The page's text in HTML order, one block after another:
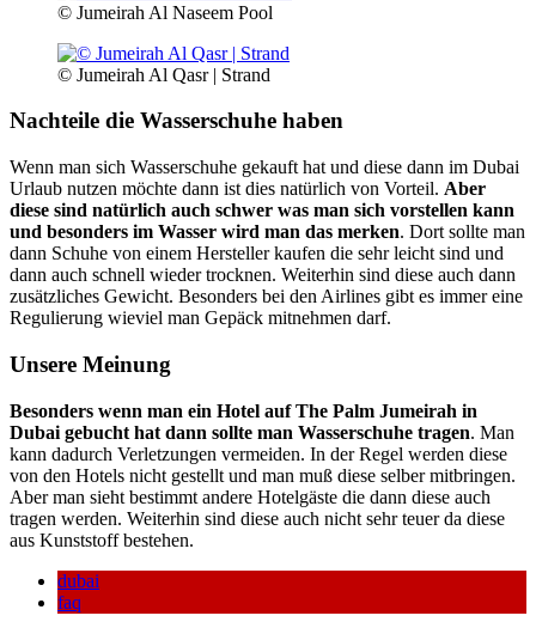
© Jumeirah Al Naseem Pool
© Jumeirah Al Qasr | Strand
Nachteile die Wasserschuhe haben
Wenn man sich Wasserschuhe gekauft hat und diese dann im Dubai
Urlaub nutzen möchte dann ist dies natürlich von Vorteil. Aber
diese sind natürlich auch schwer was man sich vorstellen kann
und besonders im Wasser wird man das merken. Dort sollte man
dann Schuhe von einem Hersteller kaufen die sehr leicht sind und
dann auch schnell wieder trocknen. Weiterhin sind diese auch dann
zusätzliches Gewicht. Besonders bei den Airlines gibt es immer eine
Regulierung wieviel man Gepäck mitnehmen darf.
Unsere Meinung
Besonders wenn man ein Hotel auf The Palm Jumeirah in
Dubai gebucht hat dann sollte man Wasserschuhe tragen. Man
kann dadurch Verletzungen vermeiden. In der Regel werden diese
von den Hotels nicht gestellt und man muß diese selber mitbringen.
Aber man sieht bestimmt andere Hotelgäste die dann diese auch
tragen werden. Weiterhin sind diese auch nicht sehr teuer da diese
aus Kunststoff bestehen.
dubai
faq